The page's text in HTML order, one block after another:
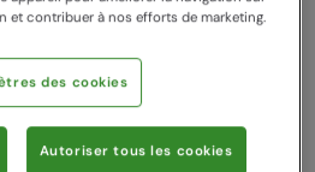
19,99 €
et contribuer à nos efforts de marketing.
des cookies
Autoriser tous les cookies